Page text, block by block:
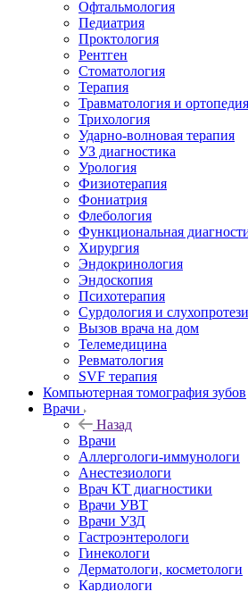
Офтальмология
Педиатрия
Проктология
Рентген
Стоматология
Терапия
Травматология и ортопедия
Трихология
Ударно-волновая терапия
УЗ диагностика
Урология
Физиотерапия
Фониатрия
Флебология
Функциональная
Хирургия
Эндокринология
Эндоскопия
Психотерапия
Сурдология и
Вызов врача на дом
Телемедицина
Ревматология
SVF терапия
Компьютерная томография зубов
Врачи
Назад
Врачи
Аллергологи-иммунологи
Анестезиологи
Врач КТ диагностики
Врачи УВТ
Врачи УЗД
Гастроэнтерологи
Гинекологи
Дерматологи, косметологи
Кардиологи